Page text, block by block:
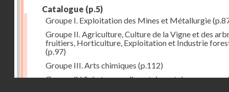
Catalogue (p.5)
Groupe I. Exploitation des Mines et Métallurgie
Groupe II. Agriculture, Culture de la Vigne et des
fruitiers, Horticulture, Exploitation et Industrie
(p.97)
Groupe III. Arts chimiques (p.112)
Groupe IV. Substances alimentaires et de